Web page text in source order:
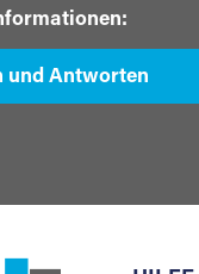
und Antworten